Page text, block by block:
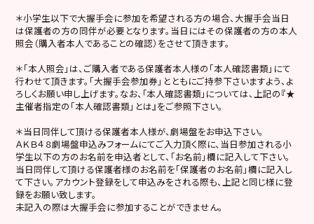
＊小学生以下で大握手会に参加を希望される方の場合、大握手会当日
は保護者の方の同伴が必要となります。当日にはその保護者の方の本人
照会（購入者本人であることの確認）をさせて頂きます。
＊「本人照会」は、ご購入者である保護者本人様の「本人確認書類」にて
行わせて頂きます。「大握手会参加券」とともにご持参下さいますよう、よ
ろしくお願い申し上げます。なお、｢本人確認書類｣については、上記の『★
主催者指定の「本人確認書類」とは』をご参照下さい。
＊当日同伴して頂ける保護者本人様が、劇場盤をお申込下さい。
ＡＫＢ４８劇場盤申込みフォームにてご入力頂く際に、当日参加される小
学生以下の方のお名前を申込者として、「お名前」欄に記入して下さい。
当日同伴して頂ける保護者様のお名前を「保護者のお名前」欄に記入し
て下さい。アカウント登録をして申込みをされる際も、上記と同じ様に登
録をお願い致します。
未記入の際は大握手会に参加することができません。